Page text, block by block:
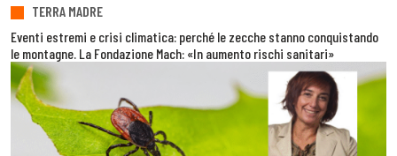
TERRA MADRE
Eventi estremi e crisi climatica: perché le zecche stanno conquistando
le montagne. La Fondazione Mach: «In aumento rischi sanitari»